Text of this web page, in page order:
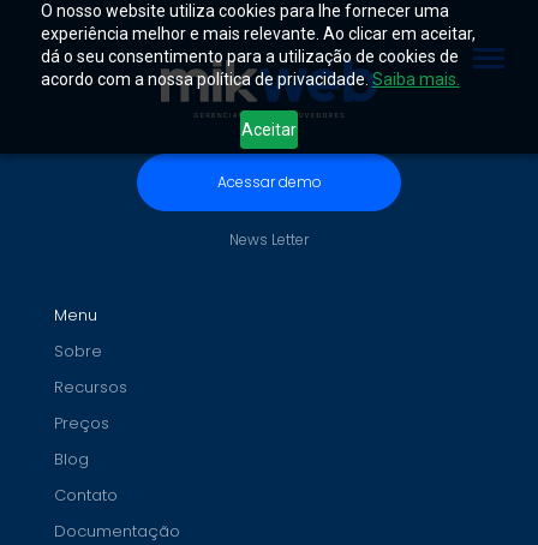
O nosso website utiliza cookies para lhe fornecer uma
experiência melhor e mais relevante. Ao clicar em aceitar,
dá o seu consentimento para a utilização de cookies de
acordo com a nossa política de privacidade.Saiba mais.
Aceitar
Acessar demo
News Letter
Menu
Sobre
Recursos
Preços
Blog
Contato
Documentação